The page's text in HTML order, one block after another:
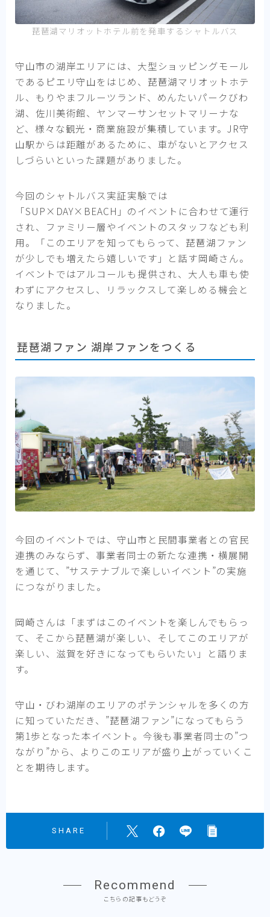
琵琶湖マリオットホテル前を発車するシャトルバス
守山市の湖岸エリアには、大型ショッピングモール
であるピエリ守山をはじめ、琵琶湖マリオットホテ
ル、もりやまフルーツランド、めんたいパークびわ
湖、佐川美術館、ヤンマーサンセットマリーナな
ど、様々な観光・商業施設が集積しています。JR守
山駅からは距離があるために、車がないとアクセス
しづらいといった課題がありました。
今回のシャトルバス実証実験では
「SUP×DAY×BEACH」のイベントに合わせて運行
され、ファミリー層やイベントのスタッフなども利
用。「このエリアを知ってもらって、琵琶湖ファン
が少しでも増えたら嬉しいです」と話す岡崎さん。
イベントではアルコールも提供され、大人も車も使
わずにアクセスし、リラックスして楽しめる機会と
なりました。
琵琶湖ファン 湖岸ファンをつくる
今回のイベントでは、守山市と民間事業者との官民
連携のみならず、事業者同士の新たな連携・横展開
を通じて、”サステナブルで楽しいイベント”の実施
につながりました。
岡崎さんは「まずはこのイベントを楽しんでもらっ
て、そこから琵琶湖が楽しい、そしてこのエリアが
楽しい、滋賀を好きになってもらいたい」と語りま
す。
守山・びわ湖岸のエリアのポテンシャルを多くの方
に知っていただき、”琵琶湖ファン”になってもらう
第1歩となった本イベント。今後も事業者同士の”つ
ながり”から、よりこのエリアが盛り上がっていくこ
とを期待します。
SHARE
Recommend
こちらの記事もどうぞ